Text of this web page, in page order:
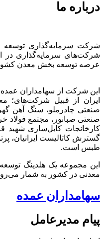
درباره ما
شرکت سرمایه‌گذاری توسعه
شرکت‌های سرمایه‌گذاری در
عرصه توسعه بخش معدن
این شرکت از سهامداران
ایران از قبیل شرکت‌های؛
صنعتی چادرملو، سنگ آهن
صنعتی صبانور، مجتمع فولاد
کارخانجات کابل‌سازی شهید
گسترش کاتالیست ایرانیان،
طبس است.
این مجموعه یک هلدینگ
معدنی در کشور به شمار
سهامداران عمده
پیام مدیرعامل